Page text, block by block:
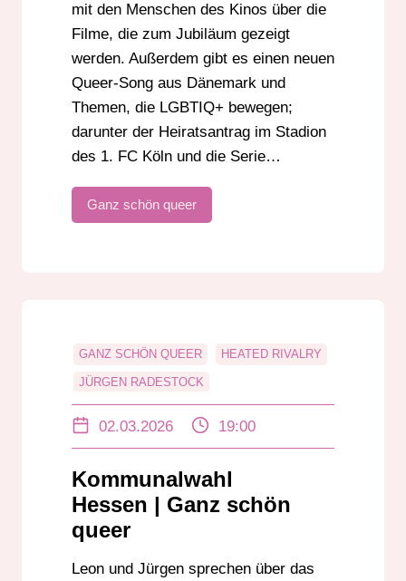
mit den Menschen des Kinos über die
Filme, die zum Jubiläum gezeigt
werden. Außerdem gibt es einen neuen
Queer-Song aus Dänemark und
Themen, die LGBTIQ+ bewegen;
darunter der Heiratsantrag im Stadion
des 1. FC Köln und die Serie…
Ganz schön queer
GANZ SCHÖN QUEER HEATED RIVALRY
JÜRGEN RADESTOCK
LEON EBERSMANN
02.03.2026 19:00
Kommunalwahl
Hessen | Ganz schön
queer
Leon und Jürgen sprechen über das